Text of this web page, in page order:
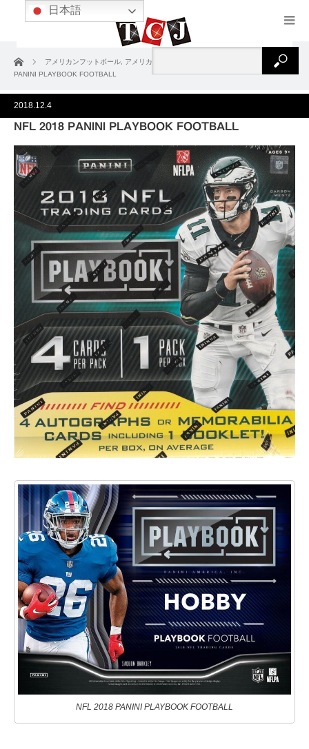
ホーム アメリカンフットボール アメリカンフットボール2018
PANINI PLAYBOOK FOOTBALL
2018.12.4
NFL 2018 PANINI PLAYBOOK FOOTBALL
NFL 2018 PANINI PLAYBOOK FOOTBALL
日本語